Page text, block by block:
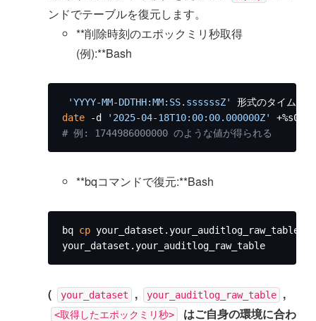
ンドでテーブルを復元します。
**削除時刻のエポックミリ秒取得
(例):**Bash
'YYYY-MM-DDTHH:MM:SS.ssssssZ'
date -d '2025-04-18T10:00:00.000000Z'
# 例: 1744986000000 のような値が得られる
**bqコマンドで復元:**Bash
bq cp your_dataset.your_auditlog_raw_table@<
your_dataset.your_auditlog_raw_table
( your_dataset , your_auditlog_raw_table ,
<取得したエポックミリ秒>
はご自身の環境に合わ